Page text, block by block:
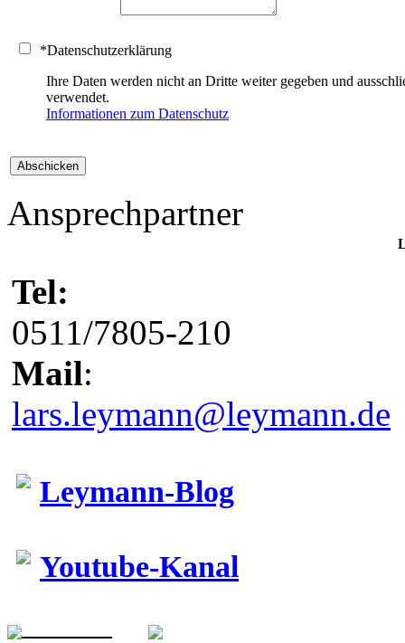
*Datenschutzerklärung
Ihre Daten werden nicht an Dritte weiter gegeben und
verwendet.
Informationen zum Datenschutz
Ansprechpartner
Tel:
0511/7805-210
Mail:
lars.leymann@leymann.de
Leymann-Blog
Youtube-Kanal